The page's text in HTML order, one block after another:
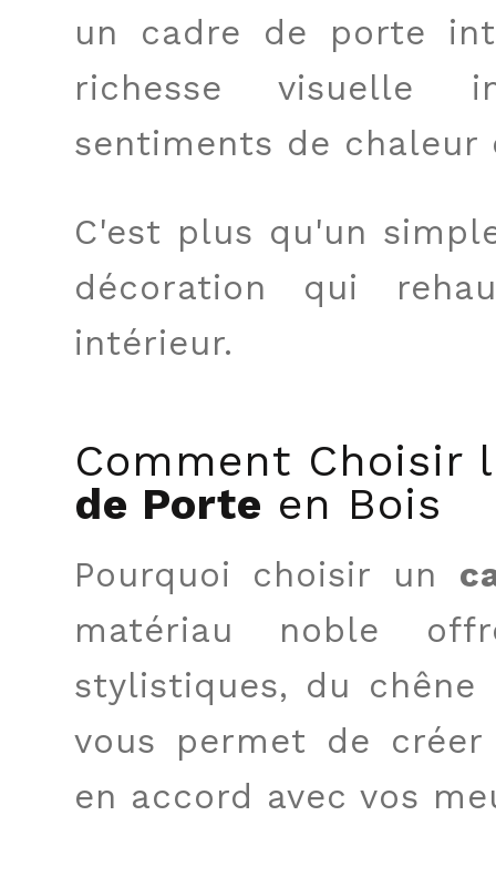
un cadre de porte
richesse visuelle
sentiments de
C'est plus qu'un
décoration qui
intérieur.
Comment Choisir
de Porte en Bois
Pourquoi choisir un
matériau noble
stylistiques, du
vous permet de créer
en accord avec vos